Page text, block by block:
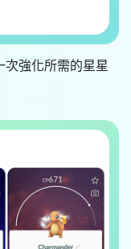
強化所需的星星